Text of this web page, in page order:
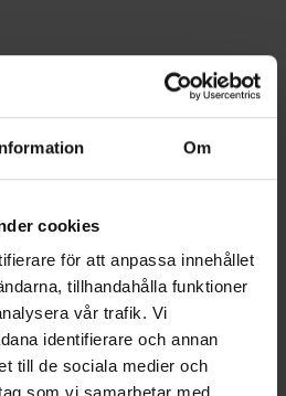
Om
cookies
för att anpassa innehållet
tillhandahålla funktioner
vår trafik. Vi
identifierare och annan
till de sociala medier och
(1)
(8)